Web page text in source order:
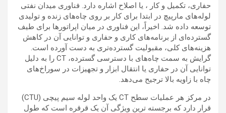
حفاری، تکمیل و کار ، یا اصلاح اشاره دارد. فناوری میدان نفتی
لوله‌های مارپیچ در ابتدا برای کار بر روی چاه‌های زنده و تولیدی
توسعه داده شد. اخیراً، این فناوری در میان اپراتورها برای طیف
گسترده‌ای از برنامه‌های کاری و حفاری و توانایی آن در کاهش
هزینه‌های کلی، مقبولیت گسترده‌تری به دست آورده است.
گرایش به سمت چاه‌های با دسترسی گسترده، CT را به دلیل
توانایی آن در حفاری یا انتقال ابزار و تجهیزات در سوراخ‌های
چاه با زاویه بالا ترجیح می‌دهد.
در مرکز هر عملیات سطح CT یک واحد لوله سیم پیچی (CTU)
قرار دارد که برجسته ترین ویژگی آن یک قرقره است که طول